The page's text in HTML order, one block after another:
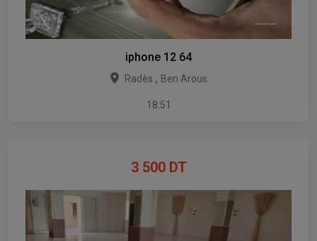
iphone 12 64
Radès , Ben Arous
18:51
3 500DT